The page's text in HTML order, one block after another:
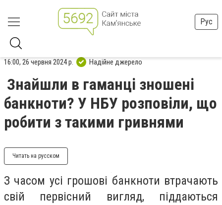
Рус
16:00, 26 червня 2024 р. Надійне джерело
Знайшли в гаманці зношені
банкноти? У НБУ розповіли, що
робити з такими гривнями
Читать на русском
З часом усі грошові банкноти втрачають
свій первісний вигляд, піддаються